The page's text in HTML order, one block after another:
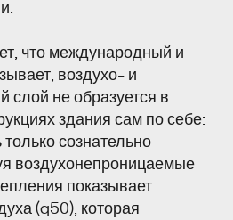
что международный и
воздухо- и
слой не образуется в
здания сам по себе:
сознательно
воздухонепроницаемые
показывает
(q50), которая